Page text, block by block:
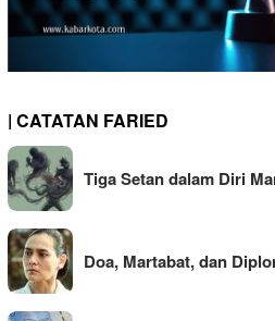
| CATATAN FARIED
Tiga Setan dalam Diri
Doa, Martabat, dan